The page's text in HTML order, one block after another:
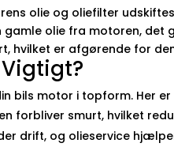
olie og oliefilter
olie fra motoren,
hvilket er afgørende for
bils motor i topform. Her
forbliver smurt, hvilket
drift, og olieservice